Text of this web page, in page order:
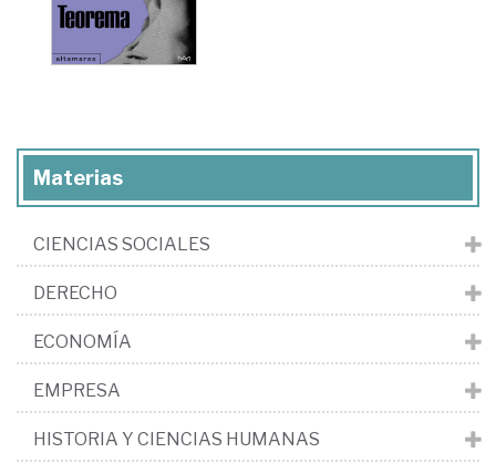
Materias
CIENCIAS SOCIALES
DERECHO
ECONOMÍA
EMPRESA
HISTORIA Y CIENCIAS HUMANAS